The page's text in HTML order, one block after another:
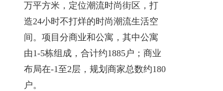
万平方米，定位潮流时尚街区，打
造24小时不打烊的时尚潮流生活空
间。项目分商业和公寓，其中公寓
由1-5栋组成，合计约1885户；商业
布局在-1至2层，规划商家总数约180
户。